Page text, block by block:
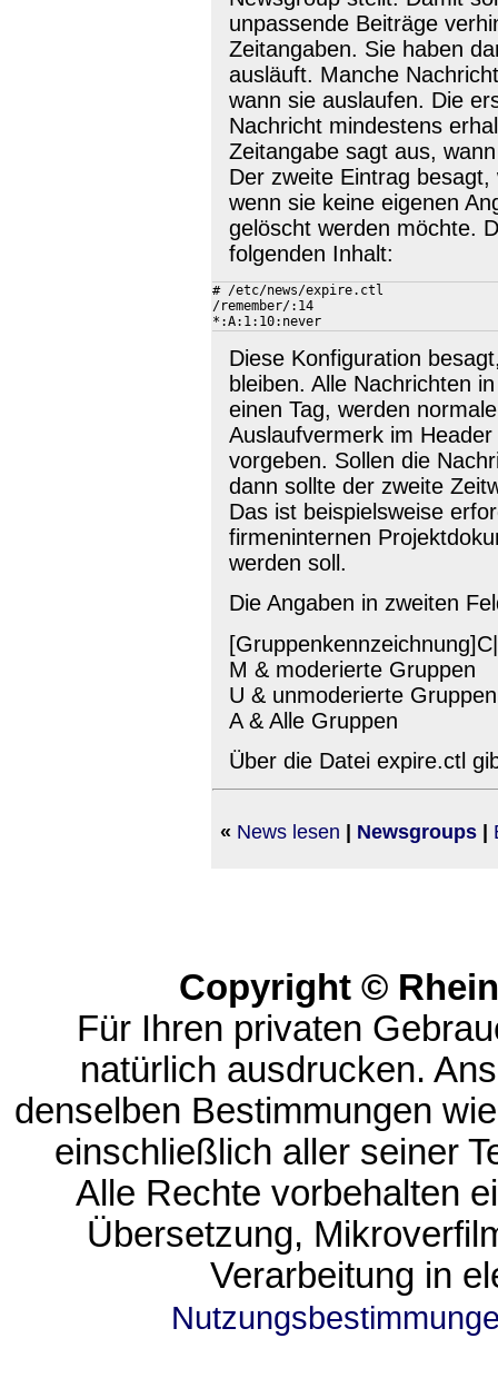
unpassende Beiträge
Zeitangaben. Sie haben
ausläuft. Manche
wann sie auslaufen. Die
Nachricht mindestens
Zeitangabe sagt aus,
Der zweite Eintrag
wenn sie keine eigenen
gelöscht werden möchte.
folgenden Inhalt:
# /etc/news/expire.ctl
/remember/:14
Diese Konfiguration
bleiben. Alle Nachrichten
einen Tag, werden
Auslaufvermerk im
vorgeben. Sollen die
dann sollte der zweite
Das ist beispielsweise
firmeninternen
werden soll.
Die Angaben in zweiten
M & moderierte Gruppen
U & unmoderierte Gruppen
A & Alle Gruppen
Über die Datei expire.ctl
« News lesen Newsgroups
Copyright ©
Für Ihren privaten
natürlich ausdrucken.
denselben Bestimmungen
einschließlich aller seiner
Alle Rechte vorbehalten
Übersetzung,
Verarbeitung in